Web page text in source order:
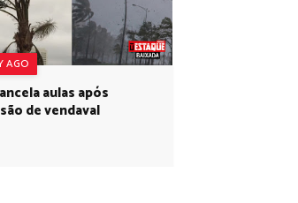
AGO
aulas após
de vendaval